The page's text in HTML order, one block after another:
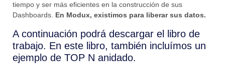
tiempo y ser más eficientes en la construcción de sus
Dashboards. En Modux, existimos para liberar sus datos.
A continuación podrá descargar el libro de
trabajo. En este libro, también incluímos un
ejemplo de TOP N anidado.